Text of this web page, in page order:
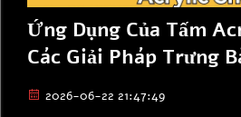
Ứng Dụng Của Tấm
Các Giải Pháp Trưng
2026-06-22 21:47:49